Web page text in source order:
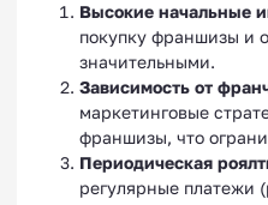
Высокие начальные
покупку франшизы и
значительными.
Зависимость от
маркетинговые
франшизы, что
Периодическая
регулярные платежи